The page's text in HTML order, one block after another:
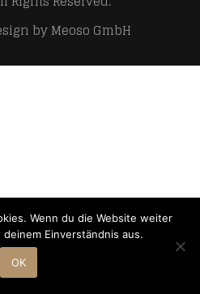
byMeoso GmbH
Wenn du die Website weiter
Einverständnis aus.
OK